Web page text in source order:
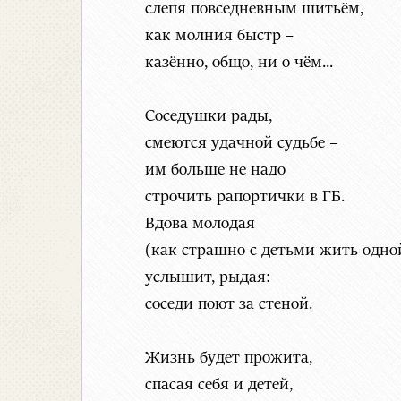
слепя повседневным шитьём,
как молния быстр –
казённо, общо, ни о чём...
Соседушки рады,
смеются удачной судьбе –
им больше не надо
строчить рапортички в ГБ.
Вдова молодая
(как страшно с детьми жить
услышит, рыдая:
соседи поют за стеной.
Жизнь будет прожита,
спасая себя и детей,